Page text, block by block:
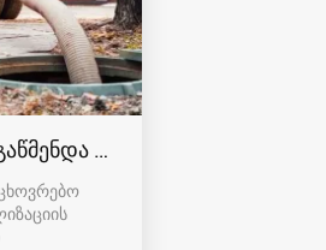
თბილისი 557554000